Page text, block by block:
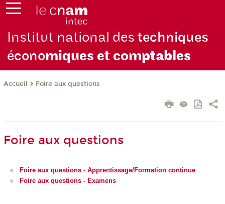
Institut national destechniques
économiques et comptables
Accueil Foire aux questions
Foire aux questions
Foire aux questions - Apprentissage/Formation continue
Foire aux questions - Examens